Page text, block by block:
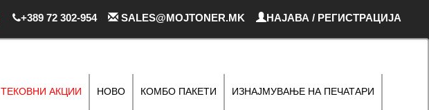
+389 72 302-954 SALES@MOJTONER.MK НАЈАВА / РЕГИСТРАЦИЈА
ТЕКОВНИ АКЦИИ НОВО КОМБО ПАКЕТИ ИЗНАЈМУВАЊЕ НА ПЕЧАТАРИ